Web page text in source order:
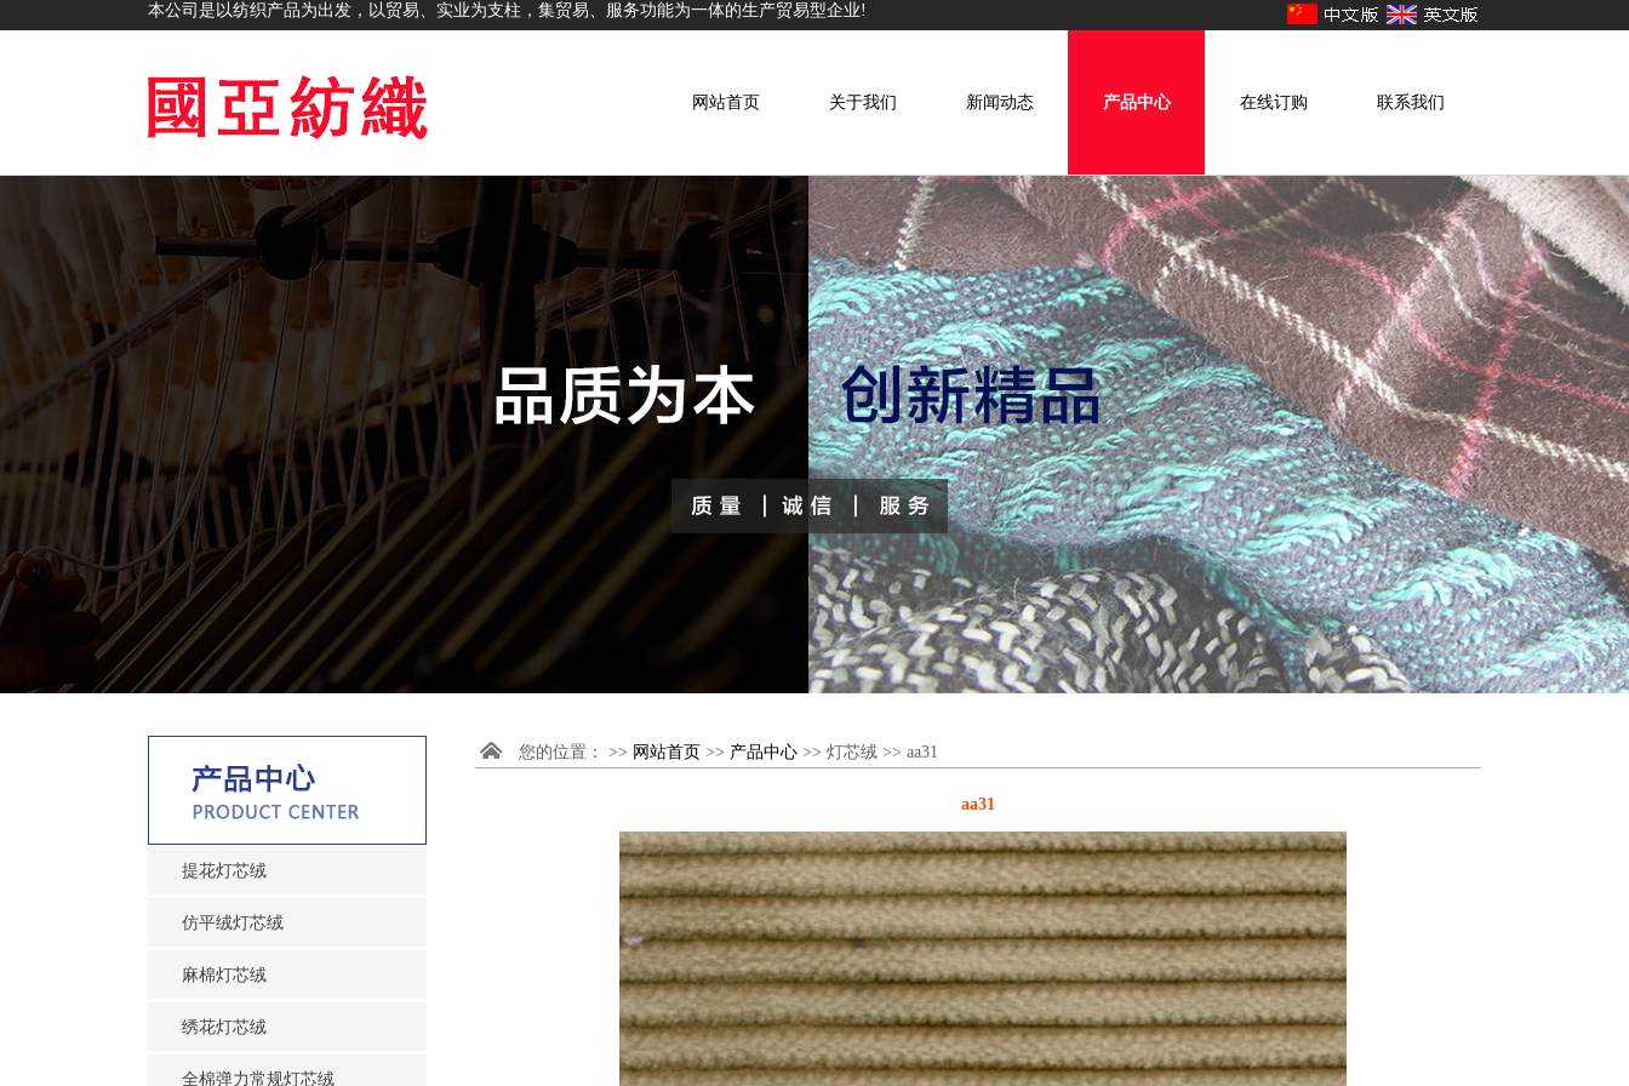
本公司是以纺织产品为出发，以贸易、实业为支柱，集贸易、服务功能为一体的生产贸易型企业!
网站首页 关于我们 新闻动态 产品中心 在线订购 联系我们
提花灯芯绒
仿平绒灯芯绒
麻棉灯芯绒
绣花灯芯绒
全棉弹力常规灯芯绒
您的位置： >> 网站首页 >> 产品中心 >> 灯芯绒 >> aa31
aa31